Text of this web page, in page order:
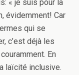
« je suis pour la
évidemment! Car
qui se
c’est déjà les
En
laïcité inclusive.